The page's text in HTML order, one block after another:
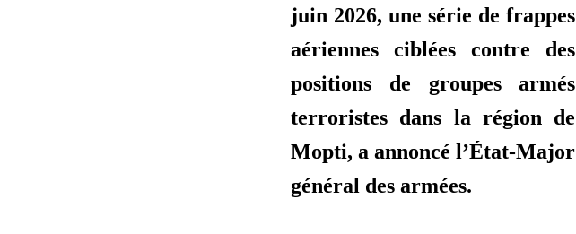
juin 2026, une série de frappes
aériennes ciblées contre des
positions de groupes armés
terroristes dans la région de
Mopti, a annoncé l’État-Major
général des armées.